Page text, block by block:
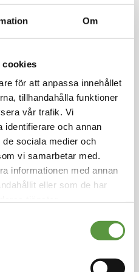
Om
cookies
för att anpassa innehållet
tillhandahålla funktioner
vår trafik. Vi
identifierare och annan
sociala medier och
vi samarbetar med.
informationen med annan
eller som de har
3x4,2kg
fin konsistens. Strim
härlig färg, perfekt
Passar även br
mat.
- 76Kg